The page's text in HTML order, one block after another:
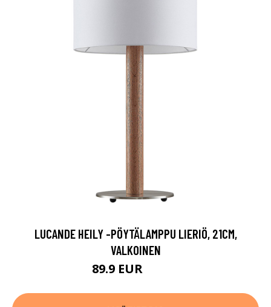
LUCANDE HEILY -PÖYTÄLAMPPU LIERIÖ, 21CM,
VALKOINEN
89.9 EUR